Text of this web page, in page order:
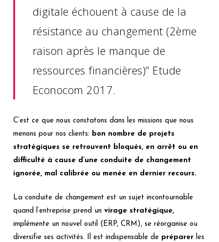
digitale échouent à cause de la
résistance au changement (2ème
raison après le manque de
ressources financières)” Etude
Econocom 2017.
C’est ce que nous constatons dans les missions que nous
menons pour nos clients: bon nombre de projets
stratégiques se retrouvent bloqués, en arrêt ou en
difficulté à cause d’une conduite de changement
ignorée, mal calibrée ou menée en dernier recours.
La conduite de changement est un sujet incontournable
quand l’entreprise prend un virage stratégique,
implémente un nouvel outil (ERP, CRM), se réorganise ou
diversifie ses activités. Il est indispensable de préparerles